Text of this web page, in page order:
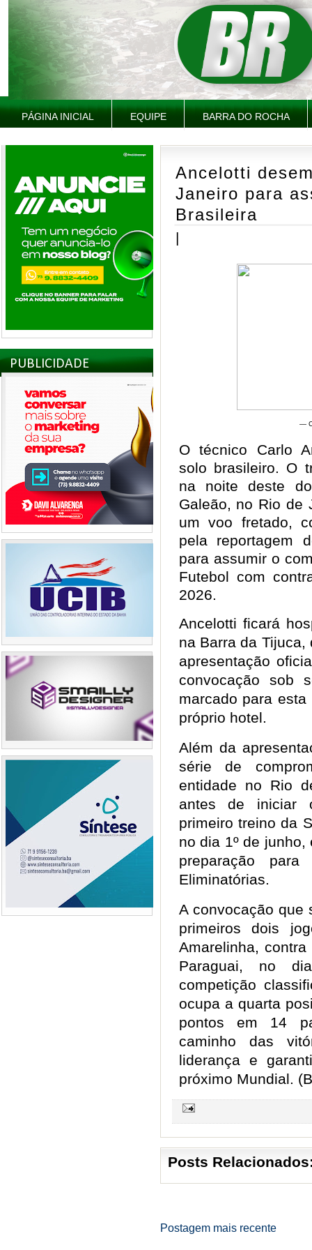
PÁGINA INICIAL EQUIPE BARRA DO ROCHA
PUBLICIDADE
Ancelotti
Janeiro para
Brasileira
|
—
O técnico Carlo
solo brasileiro. O
na noite deste
Galeão, no Rio de
um voo fretado,
pela reportagem
para assumir o
Futebol com
2026.
Ancelotti ficará
na Barra da
apresentação
convocação sob
marcado para
próprio hotel.
Além da
série de
entidade no Rio
antes de iniciar
primeiro treino da
no dia 1º de
preparação
Eliminatórias.
A convocação que
primeiros dois
Amarelinha,
Paraguai, no
competição
ocupa a quarta
pontos em 14
caminho das
liderança e
próximo Mundial.
Posts
Postagem mais recente